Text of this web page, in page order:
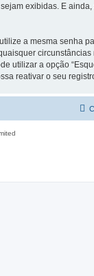
exibidas. E
a mesma senha
utilizar a opção
reativar o seu